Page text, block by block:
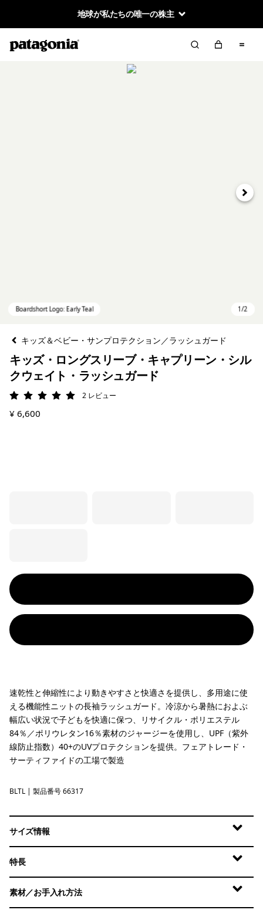
地球が私たちの唯一の株主
次へ
キッズ＆ベビー・サンプロテクション／ラッシュガード
キッズ・ロングスリーブ・キャプリーン・シル
クウェイト・ラッシュガード
評価: 5 / 5 2 レビュー
¥ 6,600
速乾性と伸縮性により動きやすさと快適さを提供し、多用途に使
える機能性ニットの長袖ラッシュガード。冷涼から暑熱におよぶ
幅広い状況で子どもを快適に保つ、リサイクル・ポリエステル
84％／ポリウレタン16％素材のジャージーを使用し、UPF（紫外
線防止指数）40+のUVプロテクションを提供。フェアトレード・
サーティファイドの工場で製造
Boardshort Logo: Early Teal
BLTL | 製品番号 66317
サイズ情報
特長
素材／お手入れ方法